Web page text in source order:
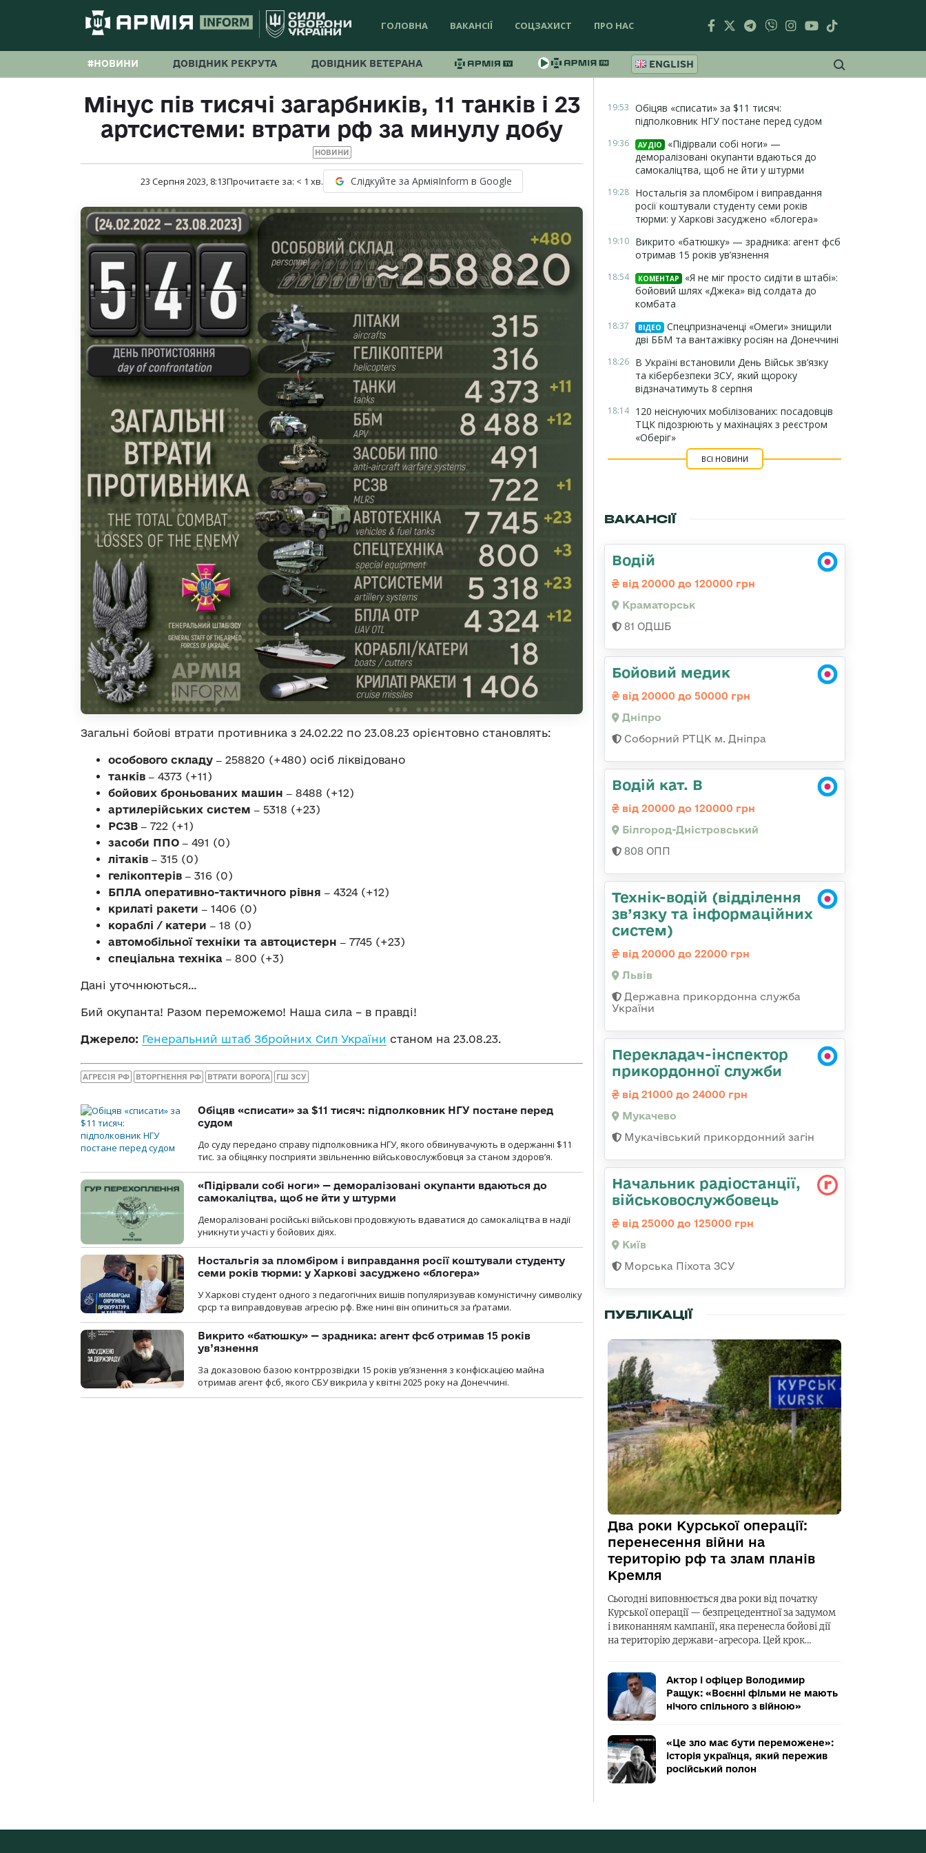
ГОЛОВНА ВАКАНСІЇ СОЦЗАХИСТ ПРО НАС
#НОВИНИ ДОВІДНИК РЕКРУТА ДОВІДНИК ВЕТЕРАНА ENGLISH
Мінус пів тисячі загарбників, 11 танків і 23
артсистеми: втрати рф за минулу добу
НОВИНИ
23 Серпня 2023, 8:13Прочитаєте за: < 1 хв. Слідкуйте за АрміяInform в Google
Загальні бойові втрати противника з 24.02.22 по 23.08.23 орієнтовно становлять:
особового складу ‒ 258820 (+480) осіб ліквідовано
танків ‒ 4373 (+11)
бойових броньованих машин ‒ 8488 (+12)
артилерійських систем ‒ 5318 (+23)
РСЗВ ‒ 722 (+1)
засоби ППО ‒ 491 (0)
літаків ‒ 315 (0)
гелікоптерів ‒ 316 (0)
БПЛА оперативно-тактичного рівня ‒ 4324 (+12)
крилаті ракети ‒ 1406 (0)
кораблі / катери ‒ 18 (0)
автомобільної техніки та автоцистерн ‒ 7745 (+23)
спеціальна техніка ‒ 800 (+3)
Дані уточнюються…
Бий окупанта! Разом переможемо! Наша сила – в правді!
Джерело: Генеральний штаб Збройних Сил України станом на 23.08.23.
АГРЕСІЯ РФ ВТОРГНЕННЯ РФ ВТРАТИ ВОРОГА ГШ ЗСУ
Обіцяв «списати» за $11 тисяч: підполковник НГУ постане перед
судом
До суду передано справу підполковника НГУ, якого обвинувачують в одержанні $11
тис. за обіцянку посприяти звільненню військовослужбовця за станом здоров’я.
«Підірвали собі ноги» — деморалізовані окупанти вдаються до
самокаліцтва, щоб не йти у штурми
Деморалізовані російські військові продовжують вдаватися до самокаліцтва в надії
уникнути участі у бойових діях.
Ностальгія за пломбіром і виправдання росії коштували студенту
семи років тюрми: у Харкові засуджено «блогера»
У Харкові студент одного з педагогічних вишів популяризував комуністичну символіку
срср та виправдовував агресію рф. Вже нині він опиниться за ґратами.
Викрито «батюшку» — зрадника: агент фсб отримав 15 років
ув’язнення
За доказовою базою контррозвідки 15 років увʼязнення з конфіскацією майна
отримав агент фсб, якого СБУ викрила у квітні 2025 року на Донеччині.
19:53 Обіцяв «списати» за $11 тисяч:
підполковник НГУ постане перед судом
19:36 АУДІО
«Підірвали собі ноги» —
деморалізовані окупанти вдаються до
самокаліцтва, щоб не йти у штурми
19:28 Ностальгія за пломбіром і виправдання
росії коштували студенту семи років
тюрми: у Харкові засуджено «блогера»
19:10 Викрито «батюшку» — зрадника: агент фсб
отримав 15 років ув’язнення
18:54 КОМЕНТАР
«Я не міг просто сидіти в штабі»:
бойовий шлях «Джека» від солдата до
комбата
18:37 ВІДЕО
Спецпризначенці «Омеги» знищили
дві ББМ та вантажівку росіян на Донеччині
18:26 В Україні встановили День Військ зв’язку
та кібербезпеки ЗСУ, який щороку
відзначатимуть 8 серпня
18:14 120 неіснуючих мобілізованих: посадовців
ТЦК підозрюють у махінаціях з реєстром
«Оберіг»
ВСІ НОВИНИ
ВАКАНСІЇ
Водій
від 20000 до 120000 грн
Краматорськ
81 ОДШБ
Бойовий медик
від 20000 до 50000 грн
Дніпро
Соборний РТЦК м. Дніпра
Водій кат. В
від 20000 до 120000 грн
Білгород-Дністровський
808 ОПП
Технік-водій (відділення
зв’язку та інформаційних
систем)
від 20000 до 22000 грн
Львів
Державна прикордонна служба
України
Перекладач-інспектор
прикордонної служби
від 21000 до 24000 грн
Мукачево
Мукачівський прикордонний загін
Начальник радіостанції,
військовослужбовець
від 25000 до 125000 грн
Київ
Морська Піхота ЗСУ
ПУБЛІКАЦІЇ
Два роки Курської операції:
перенесення війни на
територію рф та злам планів
Кремля
Сьогодні виповнюється два роки від початку
Курської операції — безпрецедентної за задумом
і виконанням кампанії, яка перенесла бойові дії
на територію держави-агресора. Цей крок…
Актор і офіцер Володимир
Ращук: «Воєнні фільми не мають
нічого спільного з війною»
«Це зло має бути переможене»:
історія українця, який пережив
російський полон